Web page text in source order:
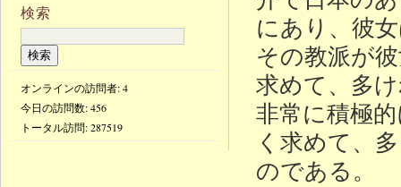
にあり、彼
その教派が
求めて、多
非常に積極
く求めて、
のである。
検索
オンラインの訪問者: 4
今日の訪問数:456
トータル訪問:287519